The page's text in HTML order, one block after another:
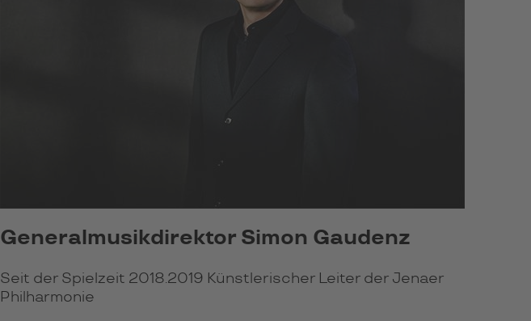
Generalmusikdirektor Simon Gaudenz
Seit der Spielzeit 2018.2019 Künstlerischer Leiter der Jenaer
Philharmonie